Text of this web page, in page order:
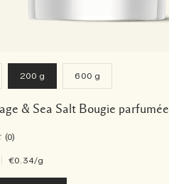
200 g 600 g
& Sea Salt Bougie parfumée
(0)
€0.34/g